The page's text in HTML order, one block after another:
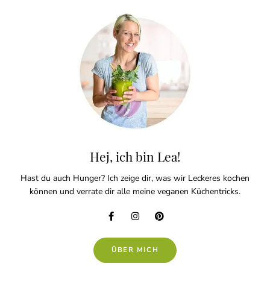
Hej, ich bin Lea!
Hast du auch Hunger? Ich zeige dir, was wir Leckeres kochen
können und verrate dir alle meine veganen Küchentricks.
ÜBER MICH